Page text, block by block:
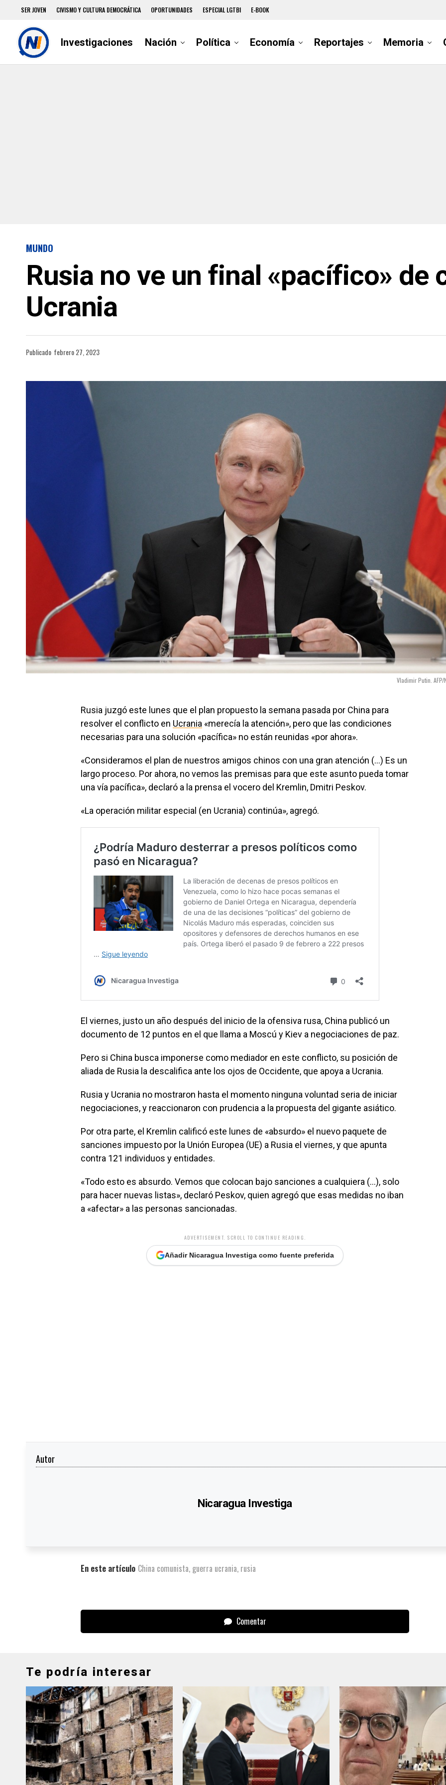
SER JOVEN CIVISMO Y CULTURA DEMOCRÁTICA OPORTUNIDADES ESPECIAL LGTBI E-BOOK
Investigaciones Nación Política Economía Reportajes Memoria
MUNDO
Rusia no ve un final «pacífico» de
Ucrania
Publicado febrero 27, 2023
Vladimir Putin. AFP/
Rusia juzgó este lunes que el plan propuesto la semana pasada por China para
resolver el conflicto en Ucrania «merecía la atención», pero que las condiciones
necesarias para una solución «pacífica» no están reunidas «por ahora».
«Consideramos el plan de nuestros amigos chinos con una gran atención (…) Es un
largo proceso. Por ahora, no vemos las premisas para que este asunto pueda tomar
una vía pacífica», declaró a la prensa el vocero del Kremlin, Dmitri Peskov.
«La operación militar especial (en Ucrania) continúa», agregó.
El viernes, justo un año después del inicio de la ofensiva rusa, China publicó un
documento de 12 puntos en el que llama a Moscú y Kiev a negociaciones de paz.
Pero si China busca imponerse como mediador en este conflicto, su posición de
aliada de Rusia la descalifica ante los ojos de Occidente, que apoya a Ucrania.
Rusia y Ucrania no mostraron hasta el momento ninguna voluntad seria de iniciar
negociaciones, y reaccionaron con prudencia a la propuesta del gigante asiático.
Por otra parte, el Kremlin calificó este lunes de «absurdo» el nuevo paquete de
sanciones impuesto por la Unión Europea (UE) a Rusia el viernes, y que apunta
contra 121 individuos y entidades.
«Todo esto es absurdo. Vemos que colocan bajo sanciones a cualquiera (…), solo
para hacer nuevas listas», declaró Peskov, quien agregó que esas medidas no iban
a «afectar» a las personas sancionadas.
ADVERTISEMENT. SCROLL TO CONTINUE READING.
Añadir Nicaragua Investiga como fuente preferida
Autor
Nicaragua Investiga
En este artículo China comunista, guerra ucrania, rusia
Comentar
Te podría interesar